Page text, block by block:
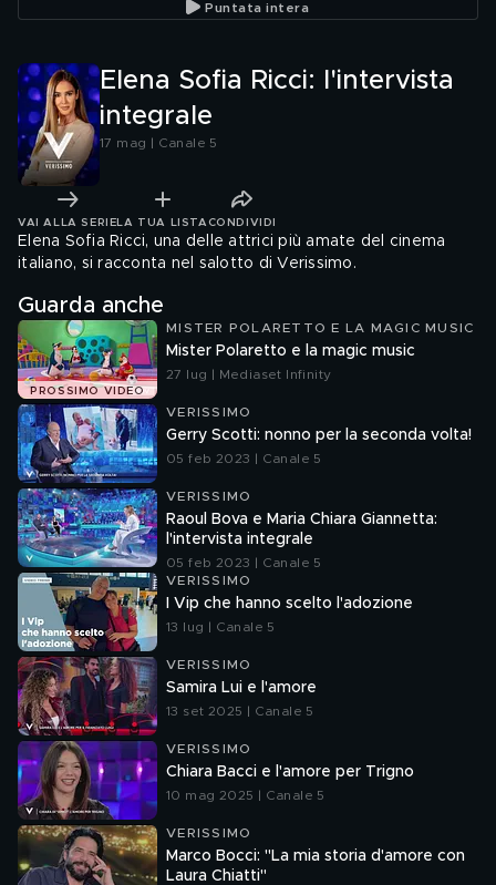
Puntata intera
Elena Sofia Ricci: l'intervista
integrale
17 mag | Canale 5
VAI ALLA SERIE LA TUA LISTA CONDIVIDI
Elena Sofia Ricci, una delle attrici più amate del cinema
italiano, si racconta nel salotto di Verissimo.
Guarda anche
PROSSIMO VIDEO
MISTER POLARETTO E LA MAGIC MUSIC
Mister Polaretto e la magic music
27 lug | Mediaset Infinity
VERISSIMO
Gerry Scotti: nonno per la seconda volta!
05 feb 2023 | Canale 5
VERISSIMO
Raoul Bova e Maria Chiara Giannetta:
l'intervista integrale
05 feb 2023 | Canale 5
VERISSIMO
I Vip che hanno scelto l'adozione
13 lug | Canale 5
VERISSIMO
Samira Lui e l'amore
13 set 2025 | Canale 5
VERISSIMO
Chiara Bacci e l'amore per Trigno
10 mag 2025 | Canale 5
VERISSIMO
Marco Bocci: "La mia storia d'amore con
Laura Chiatti"